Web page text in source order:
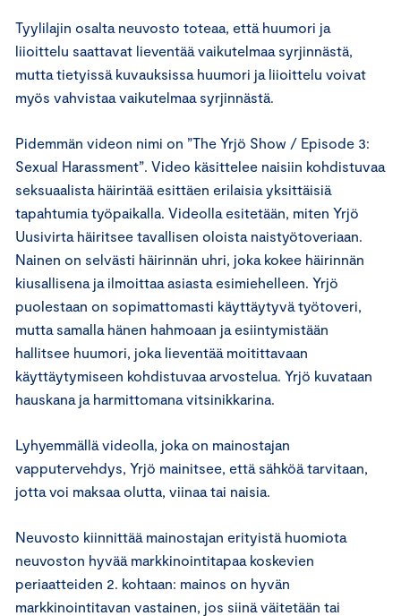
Tyylilajin osalta neuvosto toteaa, että huumori ja
liioittelu saattavat lieventää vaikutelmaa syrjinnästä,
mutta tietyissä kuvauksissa huumori ja liioittelu voivat
myös vahvistaa vaikutelmaa syrjinnästä.
Pidemmän videon nimi on ”The Yrjö Show / Episode 3:
Sexual Harassment”. Video käsittelee naisiin kohdistuvaa
seksuaalista häirintää esittäen erilaisia yksittäisiä
tapahtumia työpaikalla. Videolla esitetään, miten Yrjö
Uusivirta häiritsee tavallisen oloista naistyötoveriaan.
Nainen on selvästi häirinnän uhri, joka kokee häirinnän
kiusallisena ja ilmoittaa asiasta esimiehelleen. Yrjö
puolestaan on sopimattomasti käyttäytyvä työtoveri,
mutta samalla hänen hahmoaan ja esiintymistään
hallitsee huumori, joka lieventää moitittavaan
käyttäytymiseen kohdistuvaa arvostelua. Yrjö kuvataan
hauskana ja harmittomana vitsinikkarina.
Lyhyemmällä videolla, joka on mainostajan
vapputervehdys, Yrjö mainitsee, että sähköä tarvitaan,
jotta voi maksaa olutta, viinaa tai naisia.
Neuvosto kiinnittää mainostajan erityistä huomiota
neuvoston hyvää markkinointitapaa koskevien
periaatteiden 2. kohtaan: mainos on hyvän
markkinointitavan vastainen, jos siinä väitetään tai